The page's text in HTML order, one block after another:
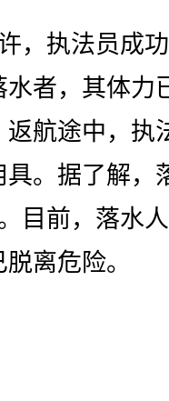
执法员成功
水者，其体力
返航途中，执
具。据了解，
目前，落水
离危险。